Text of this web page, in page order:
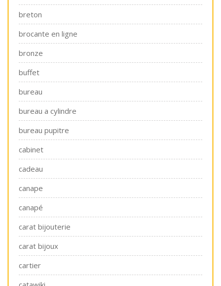
breton
brocante en ligne
bronze
buffet
bureau
bureau a cylindre
bureau pupitre
cabinet
cadeau
canape
canapé
carat bijouterie
carat bijoux
cartier